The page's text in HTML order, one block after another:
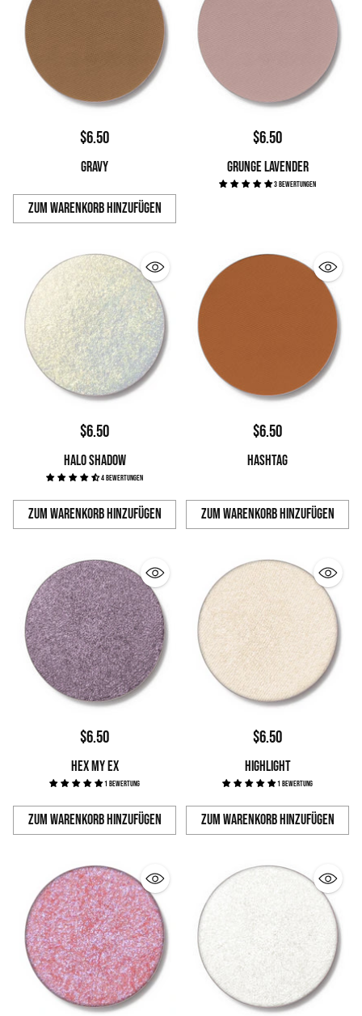
$6.50
GRAVY
Zum Warenkorb hinzufügen
Anzahl
$6.50
GRUNGE LAVENDER
3 Bewertungen
$6.50
HALO SHADOW
4 Bewertungen
Zum Warenkorb hinzufügen
Anzahl
$6.50
HASHTAG
Zum Warenkorb hinzufügen
Anzahl
$6.50
HEX MY EX
1 Bewertung
Zum Warenkorb hinzufügen
Anzahl
$6.50
HIGHLIGHT
1 Bewertung
Zum Warenkorb hinzufügen
Anzahl